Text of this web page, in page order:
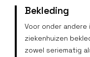
Bekleding
Voor onder
ziekenhuizen
zowel seriematig